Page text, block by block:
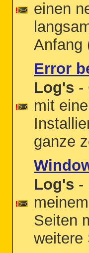
einen
Anfang
Error
Log's -
mit
ganze
Log's -
Seiten
weitere